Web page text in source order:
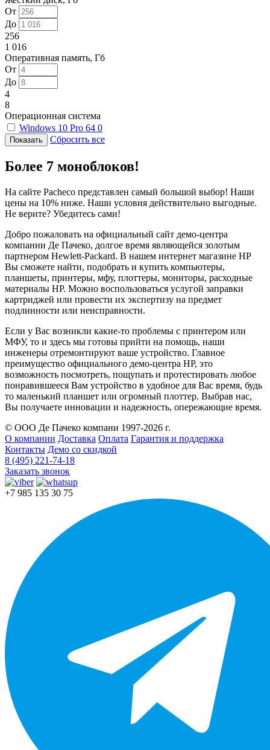
От
До
256
1 016
Оперативная память, Гб
От
До
4
8
Операционная система
Windows 10 Pro 64 0
Сбросить все
Более 7 моноблоков!
На сайте Pacheco представлен самый большой выбор! Наши
цены на 10% ниже. Наши условия действительно выгодные.
Не верите? Убедитесь сами!
Добро пожаловать на официальный сайт демо-центра
компании Де Пачеко, долгое время являющейся золотым
партнером Hewlett-Packard. В нашем интернет магазине HP
Вы сможете найти, подобрать и купить компьютеры,
планшеты, принтеры, мфу, плоттеры, мониторы, расходные
материалы HP. Можно воспользоваться услугой заправки
картриджей или провести их экспертизу на предмет
подлинности или неисправности.
Если у Вас возникли какие-то проблемы с принтером или
МФУ, то и здесь мы готовы прийти на помощь, наши
инженеры отремонтируют ваше устройство. Главное
преимущество официального демо-центра HP, это
возможность посмотреть, пощупать и протестировать любое
понравившееся Вам устройство в удобное для Вас время, будь
то маленький планшет или огромный плоттер. Выбрав нас,
Вы получаете инновации и надежность, опережающие время.
© ООО Де Пачеко компани 1997-2026 г.
О компании Доставка Оплата Гарантия и поддержка
Контакты Демо со скидкой
8 (495) 221-74-18
Заказать звонок
+7 985 135 30 75